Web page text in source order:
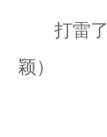
打雷了
颖）